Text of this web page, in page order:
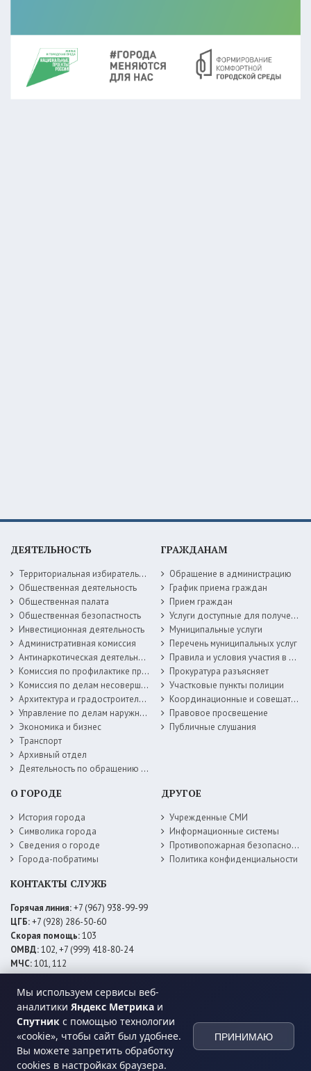
Мы используем сервисы веб-
аналитики Яндекс Метрика и
Спутник с помощью технологии
«cookie», чтобы сайт был удобнее.
Вы можете запретить обработку
cookies в настройках браузера.
ПРИНИМАЮ
ДЕЯТЕЛЬНОСТЬ
Территориальная избирательная комиссия
Общественная деятельность
Общественная палата
Общественная безопастность
Инвестиционная деятельность
Административная комиссия
Антинаркотическая деятельность
Комиссия по профилактике правонарушений
Комиссия по делам несовершеннолетних
Архитектура и градостроительство
Управление по делам наружной рекламы
Экономика и бизнес
Транспорт
Архивный отдел
Деятельность по обращению с животными без владельцев
ГРАЖДАНАМ
Обращение в администрацию
График приема граждан
Прием граждан
Услуги доступные для получения в электронной форме
Муниципальные услуги
Перечень муниципальных услуг
Правила и условия участия в жилищных программах
Прокуратура разъясняет
Участковые пункты полиции
Координационные и совещательные органы
Правовое просвещение
Публичные слушания
О ГОРОДЕ
История города
Символика города
Сведения о городе
Города-побратимы
ДРУГОЕ
Учрежденные СМИ
Информационные системы
Противопожарная безопасность
Политика конфиденциальности
КОНТАКТЫ СЛУЖБ
Горячая линия:+7 (967) 938-99-99
ЦГБ:+7 (928) 286-50-60
Скорая помощь:103
ОМВД:102, +7 (999) 418-80-24
МЧС:101, 112
ЕДДС:+7 (928) 576-09-83
Электросети:+7 (800) 220-02-20
Даггаз:+7 (928) 980-64-04
Горводоснаб: +7 (928) 559-59-74
Теплоснаб: +7 (928) 873-27-09
МФЦ:+7 (938) 777-82-44